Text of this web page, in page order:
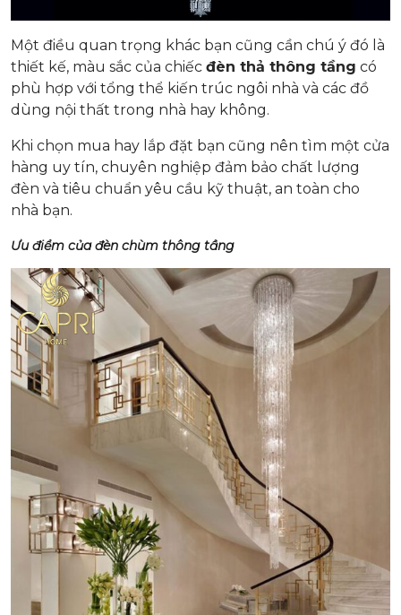
Một điều quan trọng khác bạn cũng cần chú ý đó là
thiết kế, màu sắc của chiếc đèn thả thông tầng có
phù hợp với tổng thể kiến trúc ngôi nhà và các đồ
dùng nội thất trong nhà hay không.
Khi chọn mua hay lắp đặt bạn cũng nên tìm một cửa
hàng uy tín, chuyên nghiệp đảm bảo chất lượng
đèn và tiêu chuẩn yêu cầu kỹ thuật, an toàn cho
nhà bạn.
Ưu điểm của đèn chùm thông tầng